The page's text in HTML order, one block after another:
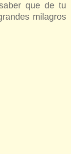
que de tu
milagros